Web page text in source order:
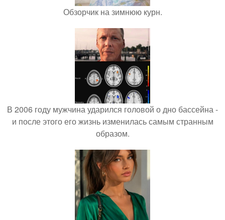
Обзорчик на зимнюю курн.
В 2006 году мужчина ударился головой о дно бассейна -
и после этого его жизнь изменилась самым странным
образом.